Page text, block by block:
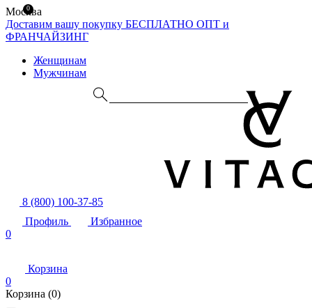
Москва
Доставим вашу покупку БЕСПЛАТНО ОПТ и
ФРАНЧАЙЗИНГ
Женщинам
Мужчинам
8 (800) 100-37-85
Профиль
Избранное
0
Корзина
0
Корзина (0)
0